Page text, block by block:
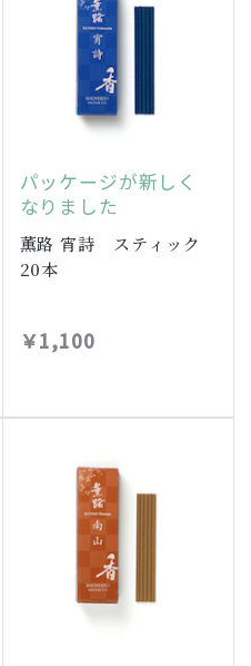
パッケージが新しく
なりました
薫路 宵詩 スティック
20本
￥1,100